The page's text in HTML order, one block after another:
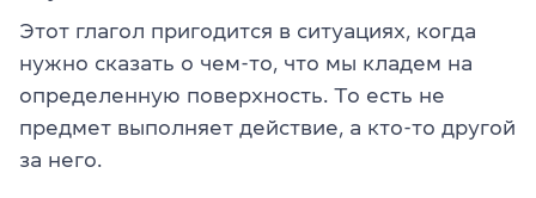
Этот глагол пригодится в ситуациях, когда
нужно сказать о чем-то, что мы кладем на
определенную поверхность. То есть не
предмет выполняет действие, а кто-то другой
за него.